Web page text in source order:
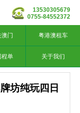
13530305679
0755-84552372
澳门 粤港澳租车
程单 关于我们
坊纯玩四日